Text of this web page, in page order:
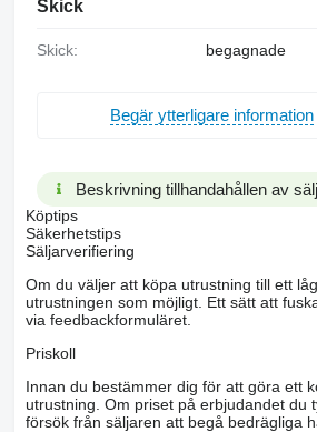
Skick
Skick: begagnade
Begär ytterligare information
Beskrivning tillhandahållen av
Köptips
Säkerhetstips
Säljarverifiering
Om du väljer att köpa utrustning till ett
utrustningen som möjligt. Ett sätt att
via feedbackformuläret.
Priskoll
Innan du bestämmer dig för att göra ett
utrustning. Om priset på erbjudandet du
försök från säljaren att begå bedrägliga